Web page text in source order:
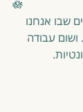
🪷
שבו אנחנו
ושום עבודה